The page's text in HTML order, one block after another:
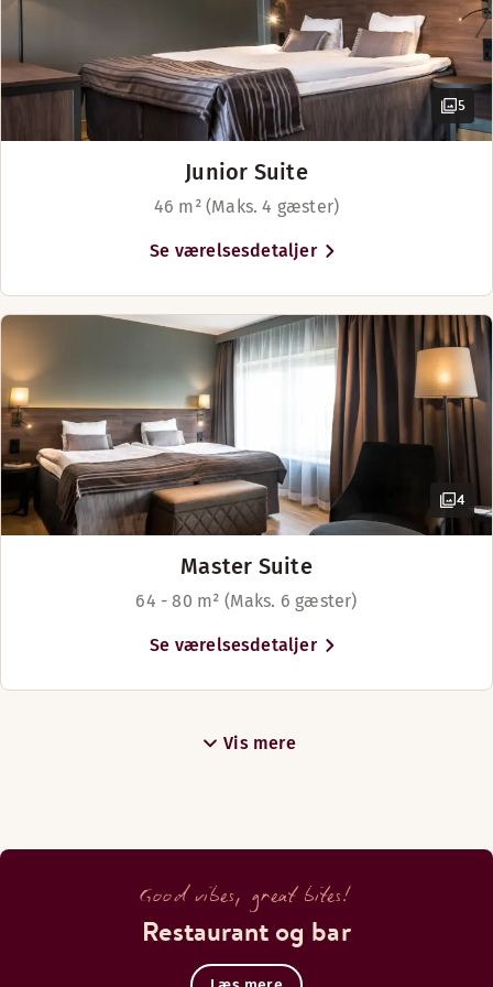
5
Junior Suite
46 m² (Maks. 4 gæster)
Se værelsesdetaljer
4
Master Suite
64 - 80 m² (Maks. 6 gæster)
Se værelsesdetaljer
Vis mere
Good vibes, great bites!
Restaurant og bar